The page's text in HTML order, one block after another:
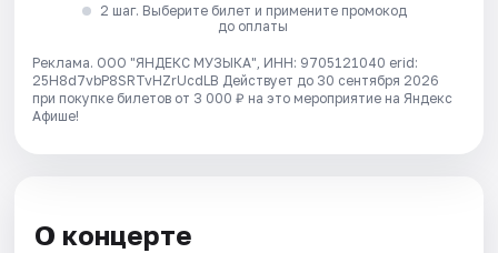
2 шаг. Выберите билет и примените промокод
до оплаты
Реклама. ООО "ЯНДЕКС МУЗЫКА", ИНН: 9705121040 erid:
25H8d7vbP8SRTvHZrUcdLB Действует до 30 сентября 2026
при покупке билетов от 3 000 ₽ на это мероприятие на Яндекс
Афише!
О концерте